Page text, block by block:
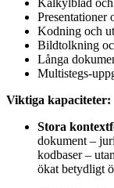
Presentationer
Kodning och
Bildtolkning
Långa
Multistegs-
Viktiga kapaciteter:
Stora
dokument –
kodbaser –
ökat betydligt